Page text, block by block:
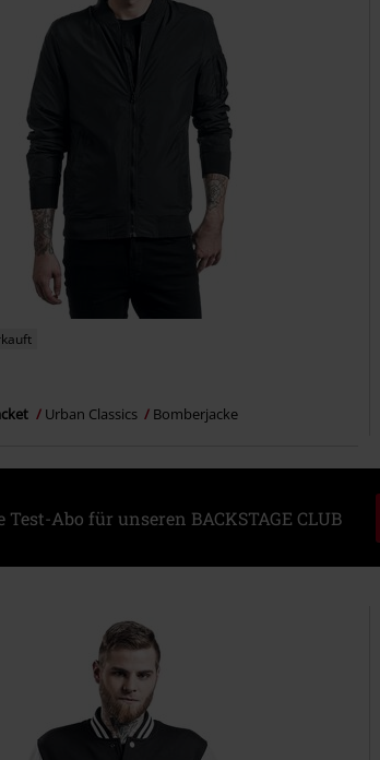
Urban Classics Bomberjacke
Abo für unseren BACKSTAGE CLUB